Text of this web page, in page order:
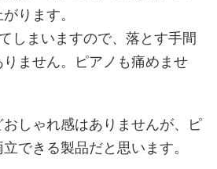
ります。
しまいますので、落とす手間
ません。ピアノも痛めませ
しゃれ感はありませんが、ピ
できる製品だと思います。